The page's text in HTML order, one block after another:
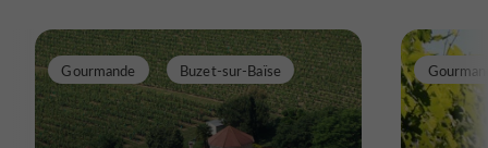
Gourmande Buzet-sur-Baïse